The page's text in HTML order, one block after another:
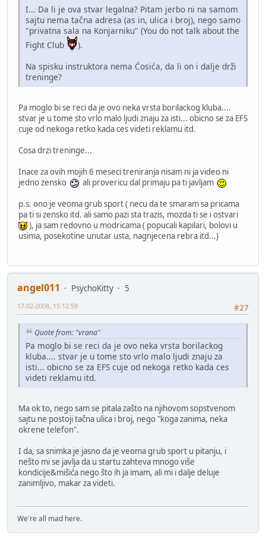
I... Da li je ova stvar legalna? Pitam jerbo ni na samom
sajtu nema tačna adresa (as in, ulica i broj), nego samo
"privatna sala na Konjarniku" (You do not talk about the
Fight Club
).
Na spisku instruktora nema Ćosića, da li on i dalje drži
treninge?
Pa moglo bi se reci da je ovo neka vrsta borilackog kluba....
stvar je u tome sto vrlo malo ljudi znaju za isti... obicno se za EFS
cuje od nekoga retko kada ces videti reklamu itd.
Cosa drzi treninge...
Inace za ovih mojih 6 meseci treniranja nisam ni ja video ni
jedno zensko
ali provericu dal primaju pa ti javljam
p.s. ono je veoma grub sport ( necu da te smaram sa pricama
pa ti si zensko itd. ali samo pazi sta trazis, mozda ti se i ostvari
), ja sam redovno u modricama ( popucali kapilari, bolovi u
usima, posekotine unutar usta, nagnjecena rebra itd...)
angel011 PsychoKitty
5
#27
17-02-2008, 15:12:59
Quote from: "vrana"
Pa moglo bi se reci da je ovo neka vrsta borilackog
kluba.... stvar je u tome sto vrlo malo ljudi znaju za
isti... obicno se za EFS cuje od nekoga retko kada ces
videti reklamu itd.
Ma ok to, nego sam se pitala zašto na njihovom sopstvenom
sajtu ne postoji tačna ulica i broj, nego "koga zanima, neka
okrene telefon".
I da, sa snimka je jasno da je veoma grub sport u pitanju, i
nešto mi se javlja da u startu zahteva mnogo više
kondicije&mišića nego što ih ja imam, ali mi i dalje deluje
zanimljivo, makar za videti.
We're all mad here.